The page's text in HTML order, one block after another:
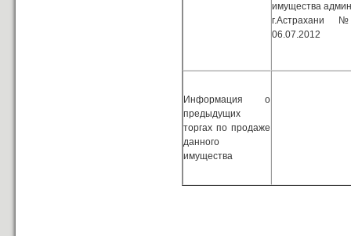
имущества
г.Астрахани
06.07.2012
Информация о
предыдущих
торгах по продаже
данного
имущества